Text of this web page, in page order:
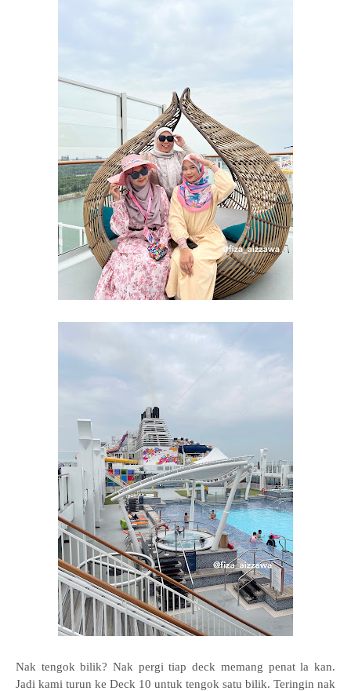
Nak tengok bilik? Nak pergi tiap deck memang penat la kan.
Jadi kami turun ke Deck 10 untuk tengok satu bilik. Teringin nak